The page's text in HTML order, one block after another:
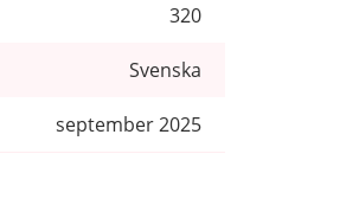
320
Svenska
september 2025